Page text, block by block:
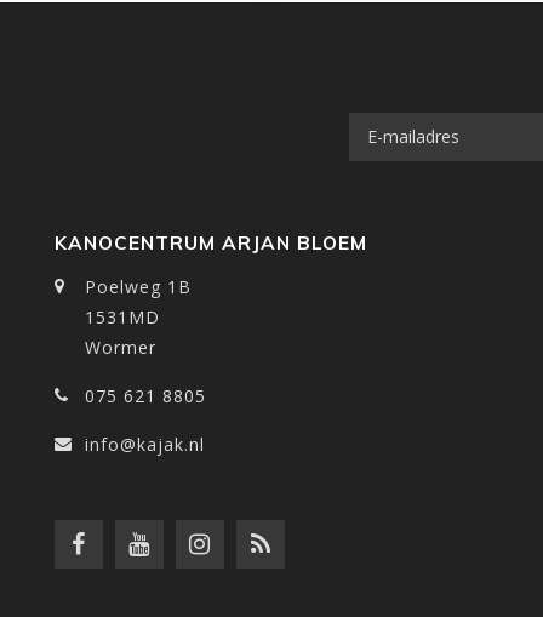
KANOCENTRUM ARJAN BLOEM
Poelweg 1B
1531MD
Wormer
075 621 8805
info@kajak.nl